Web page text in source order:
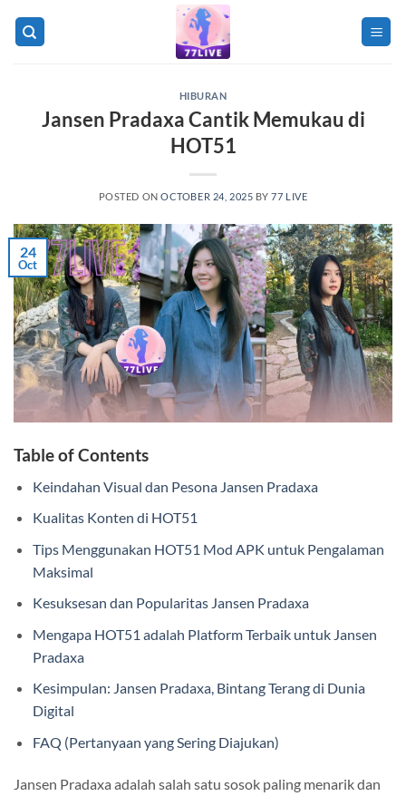
HIBURAN
Jansen Pradaxa Cantik Memukau di
HOT51
POSTED ONOCTOBER 24, 2025 BY77 LIVE
24
Oct
Table of Contents
Keindahan Visual dan Pesona Jansen Pradaxa
Kualitas Konten di HOT51
Tips Menggunakan HOT51 Mod APK untuk Pengalaman
Maksimal
Kesuksesan dan Popularitas Jansen Pradaxa
Mengapa HOT51 adalah Platform Terbaik untuk Jansen
Pradaxa
Kesimpulan: Jansen Pradaxa, Bintang Terang di Dunia
Digital
FAQ (Pertanyaan yang Sering Diajukan)
Jansen Pradaxa adalah salah satu sosok paling menarik dan